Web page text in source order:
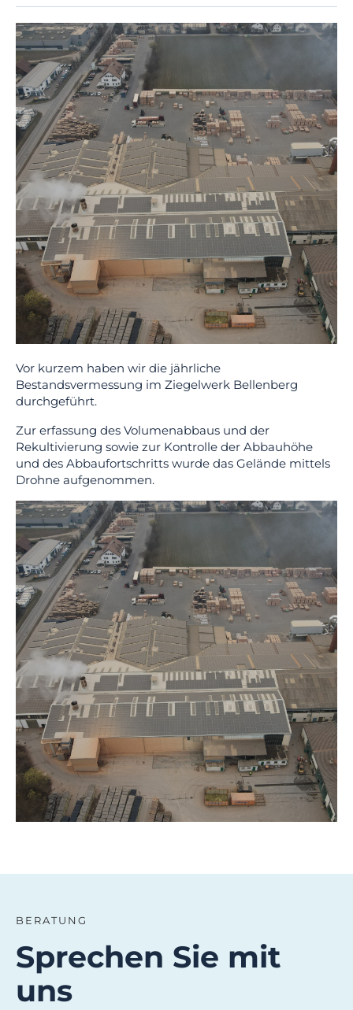
Vor kurzem haben wir die jährliche
Bestandsvermessung im Ziegelwerk Bellenberg
durchgeführt.
Zur erfassung des Volumenabbaus und der
Rekultivierung sowie zur Kontrolle der Abbauhöhe
und des Abbaufortschritts wurde das Gelände mittels
Drohne aufgenommen.
BERATUNG
Sprechen Sie mit
uns